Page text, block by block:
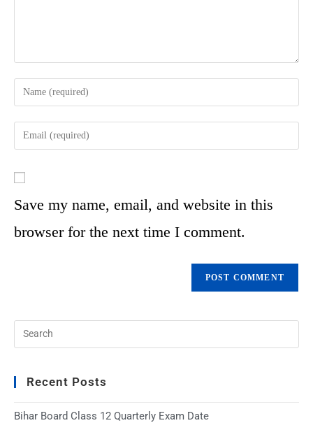
Save my name, email, and website in this
browser for the next time I comment.
Recent Posts
Bihar Board Class 12 Quarterly Exam Date